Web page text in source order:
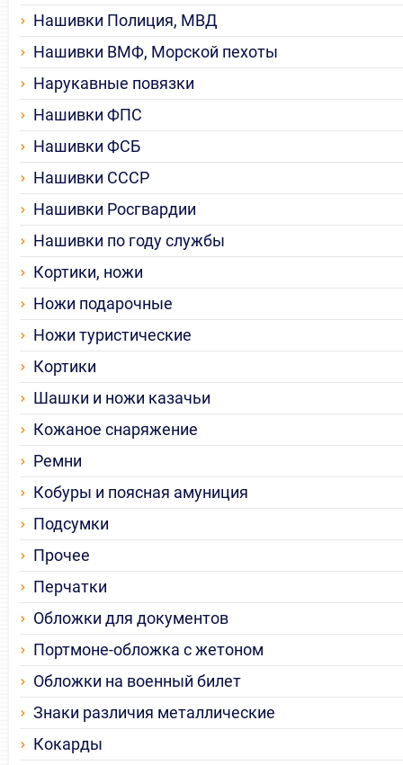
Нашивки Полиция, МВД
Нашивки ВМФ, Морской пехоты
Нарукавные повязки
Нашивки ФПС
Нашивки ФСБ
Нашивки СССР
Нашивки Росгвардии
Нашивки по году службы
Кортики, ножи
Ножи подарочные
Ножи туристические
Кортики
Шашки и ножи казачьи
Кожаное снаряжение
Ремни
Кобуры и поясная амуниция
Подсумки
Прочее
Перчатки
Обложки для документов
Портмоне-обложка с жетоном
Обложки на военный билет
Знаки различия металлические
Кокарды